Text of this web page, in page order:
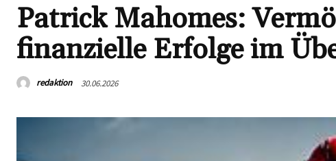
Patrick Mahomes:
finanzielle Erfolge im
redaktion 30.06.2026